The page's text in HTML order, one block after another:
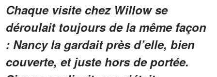
Chaque visite chez Willow se
déroulait toujours de la même façon
: Nancy la gardait près d’elle, bien
couverte, et juste hors de portée.